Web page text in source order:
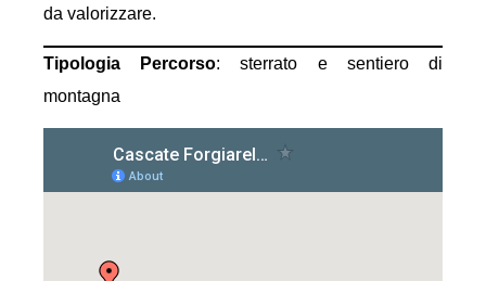
da valorizzare.
Tipologia Percorso: sterrato e sentiero di
montagna